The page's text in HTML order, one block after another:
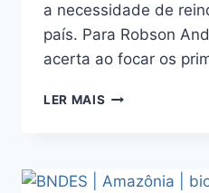
a necessidade de
país. Para Robson
acerta ao focar os
LER MAIS